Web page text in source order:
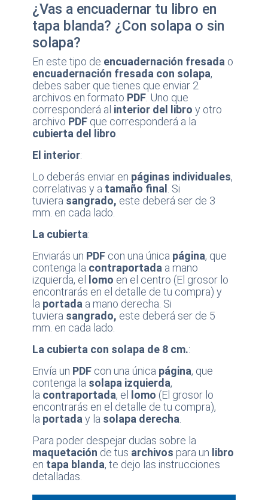
¿Vas a encuadernar tu libro en
tapa blanda? ¿Con solapa o sin
solapa?
En este tipo de encuadernación fresadao
encuadernación fresada con solapa,
debes saber que tienes que enviar 2
archivos en formato PDF. Uno que
corresponderá al interior del libro y otro
archivo PDFque corresponderá a la
cubierta del libro.
El interior:
Lo deberás enviar en páginas individuales,
correlativas y a tamaño final . Si
tuviera sangrado, este deberá ser de 3
mm. en cada lado.
La cubierta:
Enviarás un PDFcon una única página, que
contenga la contraportadaa mano
izquierda, el
lomo en el centro (El grosor lo
encontrarás en el detalle de tu compra) y
la portadaa mano derecha. Si
tuviera sangrado, este deberá ser de 5
mm. en cada lado.
La cubierta con solapa de 8 cm.:
Envía un PDFcon una única página, que
contenga la solapa izquierda,
la contraportada, el lomo (El grosor lo
encontrarás en el detalle de tu compra),
la portaday la solapa derecha.
Para poder despejar dudas sobre la
maquetación de tus archivos para un libro
en tapa blanda, te dejo las instrucciones
detalladas.